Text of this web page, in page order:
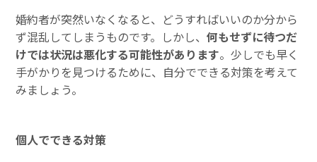
婚約者が突然いなくなると、どうすればいいのか分から
ず混乱してしまうものです。しかし、何もせずに待つだ
けでは状況は悪化する可能性があります。少しでも早く
手がかりを見つけるために、自分でできる対策を考えて
みましょう。
個人でできる対策